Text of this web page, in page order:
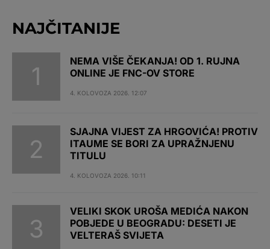
NAJČITANIJE
NEMA VIŠE ČEKANJA! OD 1. RUJNA
ONLINE JE FNC-OV STORE
4. KOLOVOZA 2026. 12:07
SJAJNA VIJEST ZA HRGOVIĆA! PROTIV
ITAUME SE BORI ZA UPRAŽNJENU
TITULU
4. KOLOVOZA 2026. 10:11
VELIKI SKOK UROŠA MEDIĆA NAKON
POBJEDE U BEOGRADU: DESETI JE
VELTERAŠ SVIJETA